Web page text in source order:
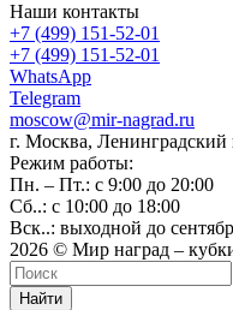
Наши контакты
+7 (499) 151-52-01
+7 (499) 151-52-01
WhatsApp
Telegram
moscow@mir-nagrad.ru
г. Москва, Ленинградский
Режим работы:
Пн. – Пт.: с 9:00 до 20:00
Сб..: с 10:00 до 18:00
Вск..: выходной до
2026 © Мир наград –
Найти